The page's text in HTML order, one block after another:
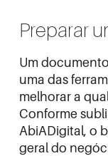
Preparar
Um
uma das
melhorar a
Conforme
AbiADigital, o
geral do